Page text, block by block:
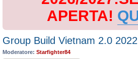
APERTA!
Group Build Vietnam 2.0 2022
Moderatore: Starfighter84